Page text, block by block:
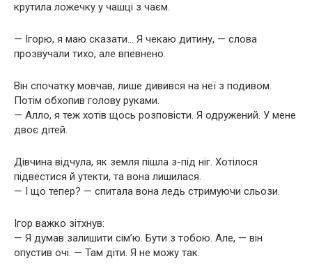
крутила ложечку у чашці з чаєм.
— Ігорю, я маю сказати… Я чекаю дитину, — слова
прозвучали тихо, але впевнено.
Він спочатку мовчав, лише дивився на неї з подивом.
Потім обхопив голову руками.
— Алло, я теж хотів щось розповісти. Я одружений. У мене
двоє дітей.
Дівчина відчула, як земля пішла з-під ніг. Хотілося
підвестися й утекти, та вона лишилася.
— І що тепер? — спитала вона ледь стримуючи сльози.
Ігор важко зітхнув:
— Я думав залишити сім’ю. Бути з тобою. Але, — він
опустив очі. — Там діти. Я не можу так.